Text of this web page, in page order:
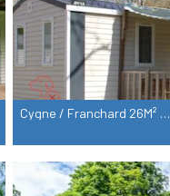
Cygne / Franchard 26M² - 2 Habitaciones